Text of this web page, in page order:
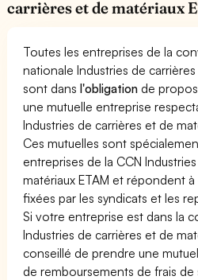
carrières et de matériaux
Toutes les entreprises de la
nationale Industries de
sont dansl'obligation de
une mutuelle entreprise
Industries de carrières et de
Ces mutuelles sont
entreprises de la CCN
matériaux ETAM et répondent
fixées par les syndicats et les
Si votre entreprise est dans la
Industries de carrières et de
conseillé de prendre une
de remboursements de frais